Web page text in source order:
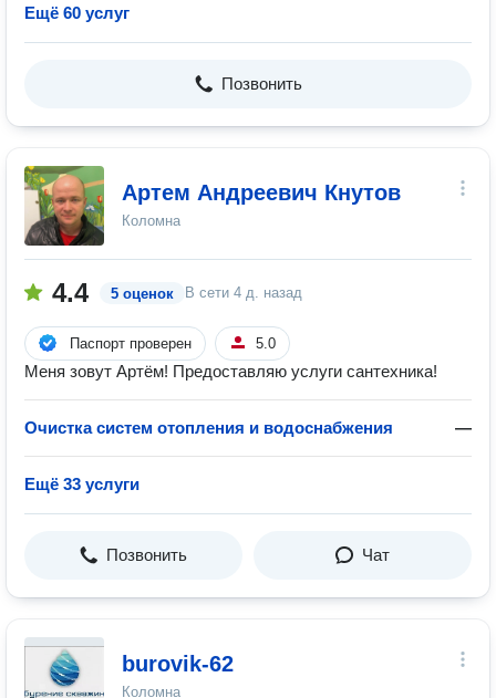
Ещё 60 услуг
Позвонить
Артем Андреевич Кнутов
Коломна
4.4 5 оценок В сети 4 д. назад
Паспорт проверен 5.0
Меня зовут Артём! Предоставляю услуги сантехника!
Очистка систем отопления и водоснабжения —
Ещё 33 услуги
Позвонить Чат
burovik-62
Коломна